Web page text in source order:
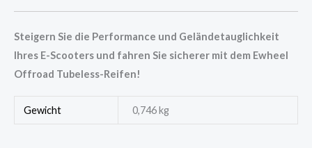
Steigern Sie die Performance und Geländetauglichkeit
Ihres E-Scooters und fahren Sie sicherer mit dem Ewheel
Offroad Tubeless-Reifen!
Gewicht 0,746 kg